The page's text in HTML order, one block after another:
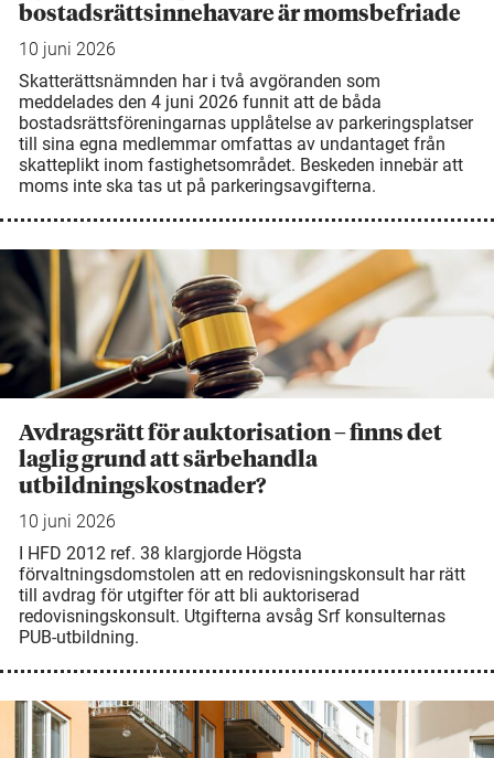
bostadsrättsinnehavare är momsbefriade
10 juni 2026
Skatterättsnämnden har i två avgöranden som
meddelades den 4 juni 2026 funnit att de båda
bostadsrättsföreningarnas upplåtelse av parkeringsplatser
till sina egna medlemmar omfattas av undantaget från
skatteplikt inom fastighetsområdet. Beskeden innebär att
moms inte ska tas ut på parkeringsavgifterna.
Avdragsrätt för auktorisation – finns det
laglig grund att särbehandla
utbildningskostnader?
10 juni 2026
I HFD 2012 ref. 38 klargjorde Högsta
förvaltningsdomstolen att en redovisningskonsult har rätt
till avdrag för utgifter för att bli auktoriserad
redovisningskonsult. Utgifterna avsåg Srf konsulternas
PUB-utbildning.